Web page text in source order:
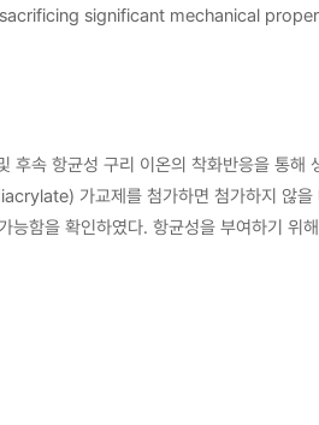
significant mechanical
producing in PLA-g-cPAA-Cu
modification of not only PLA-based
속 항균성 구리 이온의 착화반응을 통
가교제를 첨가하면 첨가하지 않
을 확인하였다. 항균성을 부여하기 위
않고 PLA-g-cPAA-Cu 직물에 고르게